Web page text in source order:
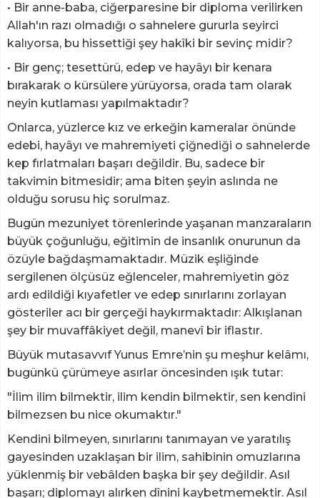
• Bir anne-baba, ciğerparesine bir diploma verilirken
Allah'ın razı olmadığı o sahnelere gururla seyirci
kalıyorsa, bu hissettiği şey hakîki bir sevinç midir?
• Bir genç; tesettürü, edep ve hayâyı bir kenara
bırakarak o kürsülere yürüyorsa, orada tam olarak
neyin kutlaması yapılmaktadır?
Onlarca, yüzlerce kız ve erkeğin kameralar önünde
edebi, hayâyı ve mahremiyeti çiğnediği o sahnelerde
kep fırlatmaları başarı değildir. Bu, sadece bir
takvimin bitmesidir; ama biten şeyin aslında ne
olduğu sorusu hiç sorulmaz.
Bugün mezuniyet törenlerinde yaşanan manzaraların
büyük çoğunluğu, eğitimin de insanlık onurunun da
özüyle bağdaşmamaktadır. Müzik eşliğinde
sergilenen ölçüsüz eğlenceler, mahremiyetin göz
ardı edildiği kıyafetler ve edep sınırlarını zorlayan
gösteriler acı bir gerçeği haykırmaktadır: Alkışlanan
şey bir muvaffâkiyet değil, manevî bir iflastır.
Büyük mutasavvıf Yunus Emre’nin şu meşhur kelâmı,
bugünkü çürümeye asırlar öncesinden ışık tutar:
"İlim ilim bilmektir, ilim kendin bilmektir, sen kendini
bilmezsen bu nice okumaktır."
Kendini bilmeyen, sınırlarını tanımayan ve yaratılış
gayesinden uzaklaşan bir ilim, sahibinin omuzlarına
yüklenmiş bir vebâlden başka bir şey değildir. Asıl
başarı; diplomayı alırken dînini kaybetmemektir. Asıl